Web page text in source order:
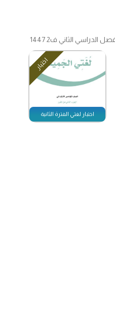
الدراسي الثاني ف2 1447
اختبار
اختبار لغتي الفترة الثانية